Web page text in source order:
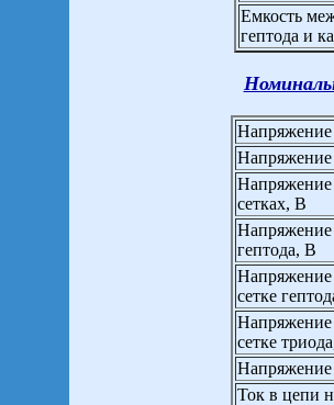
Емкость
гептода и
Напряжение
Напряжение
Напряжение
сетках, В
Напряжение
гептода, В
сетке
сетке
Напряжение
Ток в цепи